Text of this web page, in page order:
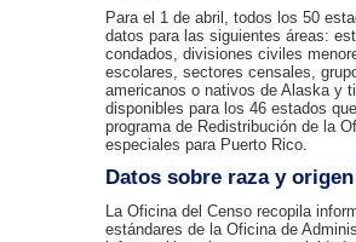
Para el 1 de abril, todos los 50
datos para las siguientes áreas:
condados, divisiones civiles
escolares, sectores censales,
americanos o nativos de Alaska y
disponibles para los 46 estados
programa de Redistribución de la
especiales para Puerto Rico.
Datos sobre raza y
La Oficina del Censo recopila
estándares de la Oficina de